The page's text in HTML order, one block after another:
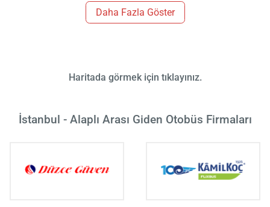
Daha Fazla Göster
Haritada görmek için tıklayınız.
İstanbul - Alaplı Arası Giden Otobüs Firmaları